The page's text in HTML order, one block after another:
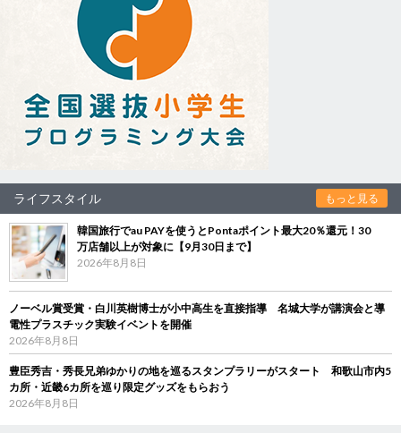
ライフスタイル もっと見る
韓国旅行でau PAYを使うとPontaポイント最大20％還元！30
万店舗以上が対象に【9月30日まで】
2026年8月8日
ノーベル賞受賞・白川英樹博士が小中高生を直接指導 名城大学が講演会と導
電性プラスチック実験イベントを開催
2026年8月8日
豊臣秀吉・秀長兄弟ゆかりの地を巡るスタンプラリーがスタート 和歌山市内5
カ所・近畿6カ所を巡り限定グッズをもらおう
2026年8月8日